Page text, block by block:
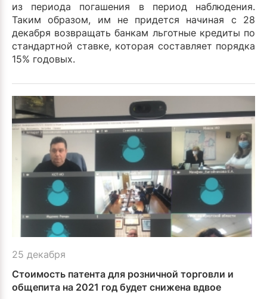
из периода погашения в период наблюдения.
Таким образом, им не придется начиная с 28
декабря возвращать банкам льготные кредиты по
стандартной ставке, которая составляет порядка
15% годовых.
25 декабря
Стоимость патента для розничной торговли и
общепита на 2021 год будет снижена вдвое